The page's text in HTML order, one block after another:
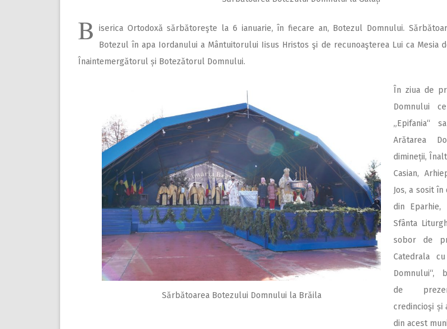
B iserica Ortodoxă sărbătoreşte la 6 ianuarie, în fiecare an, Botezul Domnului.
Botezul în apa Iordanului a Mântuitorului Iisus Hristos şi de recunoaşterea Lui ca Mesia
Înaintemergătorul și Botezătorul Domnului.
Sărbătoarea Botezului Domnului la Brăila
În ziua de
Domnului
„Epifania“
Arătarea
dimineții,
Casian,
Jos, a sosit
din Eparhie,
Sfânta
sobor de
Catedrala
Domnului“,
de
credincioşi și
din acest